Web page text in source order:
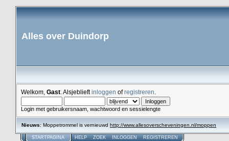
Alles over Duindorp
Welkom, Gast . Alsjeblieftinloggen ofregistreren
Login met gebruikersnaam, wachtwoord en sessielengte
Nieuws: Moppetrommel is vernieuwd http://www.allesoverscheveningen.nl/moppen
STARTPAGINA HELP ZOEK INLOGGEN REGISTREREN